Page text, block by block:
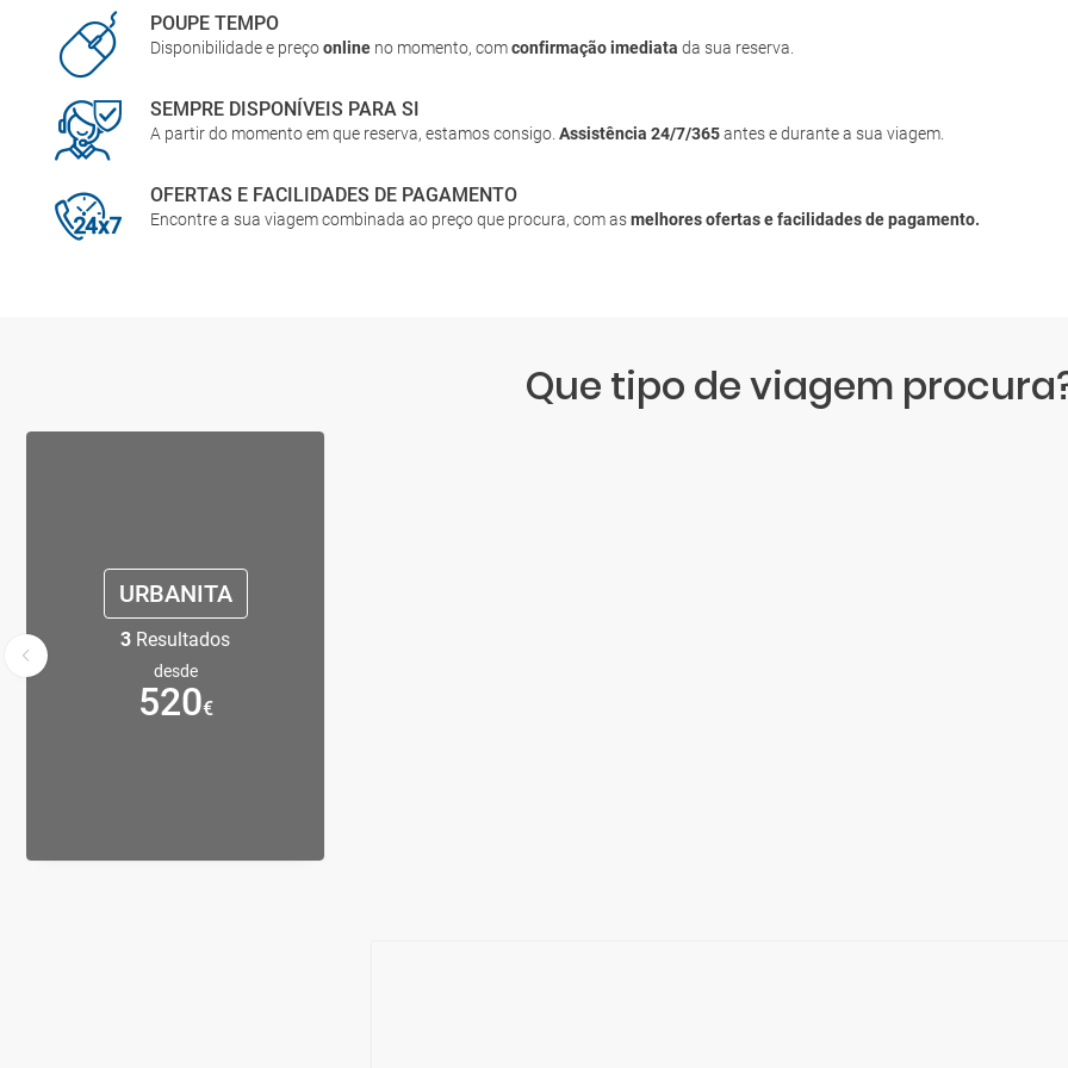
POUPE TEMPO
Disponibilidade e preçoonline no momento, comconfirmação imediata da sua reserva.
SEMPRE DISPONÍVEIS PARA SI
A partir do momento em que reserva, estamos consigo.Assistência 24/7/365antes e durante a sua viagem.
OFERTAS E FACILIDADES DE PAGAMENTO
Encontre a sua viagem combinada ao preço que procura, com asmelhores ofertas e facilidades de pagamento.
Que tipo de viagem
URBANITA
3 Resultados
desde
520€